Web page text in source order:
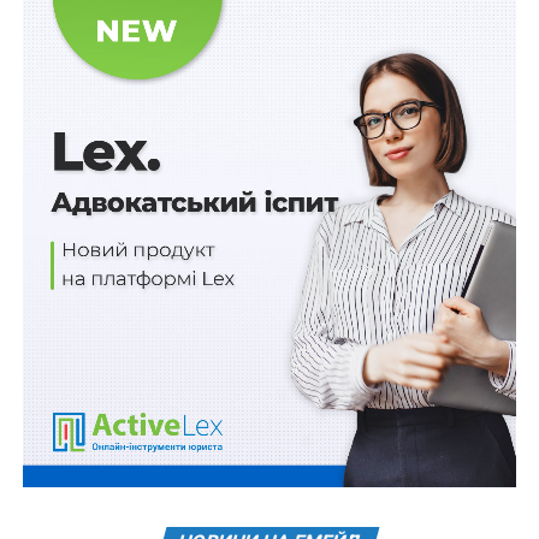
Змінами до Закону України «Про управління
об’єктами державної власності» передбачено, що:
1) здійснюючи управління об’єктами державної
власності, Кабінет Міністрів України встановлює
порядок відчуження та передачі в оренду (найм)
майна державних акціонерних товариств, 100
відсотків акцій у статутному капіталі яких
перебувають у державній власності, на конкурентних
засадах через електронну торгову систему,
адміністрування якої здійснюється суб’єктом
господарювання державного сектору економіки,
визначеним відповідно до законів України«Про
оренду державного та комунального майна»
«Про
приватизацію державного і комунального майна»
2 ст. 5 доповненоп. 28);
2) уповноважені органи управління відповідно до